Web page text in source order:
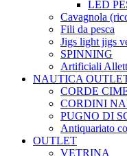
LED
Cavagnola
Fili da pesca
Jigs light jigs
SPINNING
Artificiali
NAUTICA
CORDE
CORDINI
PUGNO DI
Antiquariato
OUTLET
VETRINA